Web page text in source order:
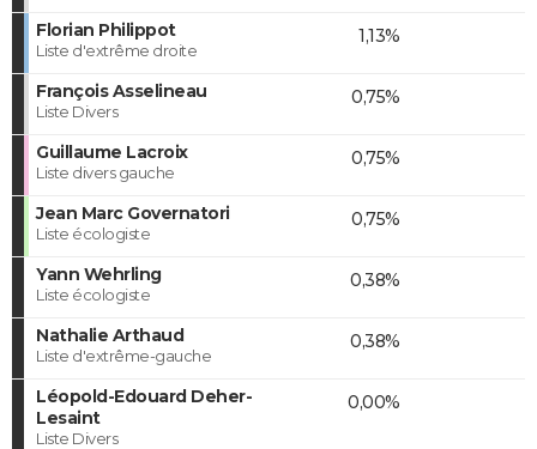
Florian Philippot
Liste d'extrême droite
1,13%
François Asselineau
Liste Divers
0,75%
Guillaume Lacroix
Liste divers gauche
0,75%
Jean Marc Governatori
Liste écologiste
0,75%
Yann Wehrling
Liste écologiste
0,38%
Nathalie Arthaud
Liste d'extrême-gauche
0,38%
Léopold-Edouard Deher-
Lesaint
Liste Divers
0,00%